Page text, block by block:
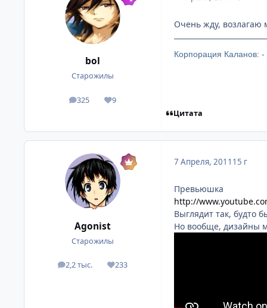
bol
Старожилы
325
посты 9
Репутация
Очень жду, возлагаю
Корпорация Каланов: -
Цитата
Agonist
Старожилы
2,2 тыс.
посты 233
Репутация
7 Апреля, 2011 15 г
Превьюшка
http://
Выглядит так, будто
Но вообще, дизайны